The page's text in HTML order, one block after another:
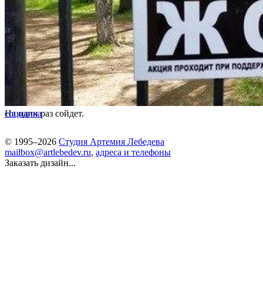
На один раз сойдет.
социалка
© 1995–2026 Студия Артемия Лебедева
mailbox@artlebedev.ru, адреса и телефоны
Заказать дизайн...